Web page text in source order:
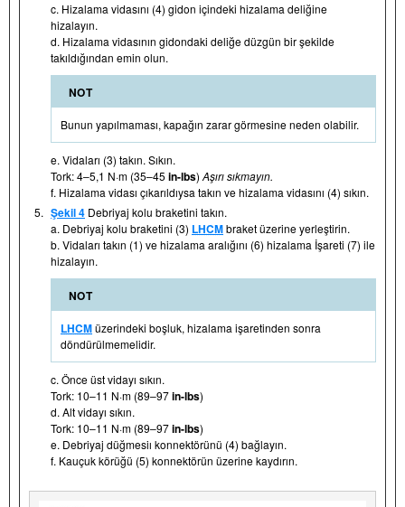
c. Hizalama vidasını (4) gidon içindeki hizalama deliğine
hizalayın.
d. Hizalama vidasının gidondaki deliğe düzgün bir şekilde
takıldığından emin olun.
NOT
Bunun yapılmaması, kapağın zarar görmesine neden olabilir.
e. Vidaları (3) takın. Sıkın.
Tork: 4–5,1 N·m (35–45 in-lbs) Aşırı sıkmayın.
f. Hizalama vidası çıkarıldıysa takın ve hizalama vidasını (4) sıkın.
5. Şekil 4 Debriyaj kolu braketini takın.
a. Debriyaj kolu braketini (3) LHCMbraket üzerine yerleştirin.
b. Vidaları takın (1) ve hizalama aralığını (6) hizalama İşareti (7) ile
hizalayın.
NOT
LHCMüzerindeki boşluk, hizalama işaretinden sonra
döndürülmemelidir.
c. Önce üst vidayı sıkın.
Tork: 10–11 N·m (89–97in-lbs)
d. Alt vidayı sıkın.
Tork: 10–11 N·m (89–97in-lbs)
e. Debriyaj düğmesiı konnektörünü (4) bağlayın.
f. Kauçuk körüğü (5) konnektörün üzerine kaydırın.